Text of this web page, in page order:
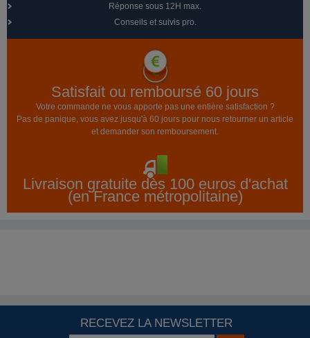
Réponse sous 12H max.
Conseils et suivis pro.
Satisfait ou remboursé 60 jours
Votre commande ne vous apporte pas une entière satisfaction ?
Pas de panique, vous avez jusqu'à 60 jours pour nous retourner un article
et demander son remboursement.
Livraison gratuite dès 100 euros d'achat
(en France métropolitaine)
RECEVEZ LA NEWSLETTER